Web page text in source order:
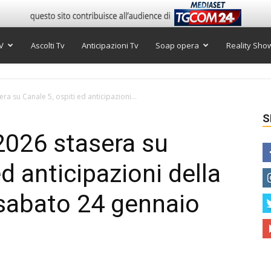
Ascolti Tv Anticipazioni Tv Soap opera Reality
su Canale 5, ospiti ed anticipazioni...
stasera su
anticipazioni della
24 gennaio